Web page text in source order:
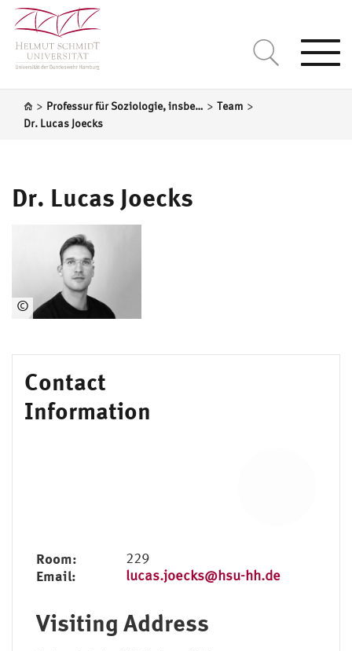
> Professur für Soziologie, insbesondere Transformation von Governance in Bildung und Gesellschaft > Team >
Dr. Lucas Joecks
Dr. Lucas Joecks
©
Lucas
Contact
Information
Room: 229
Email: lucas.joecks@hsu-hh.de
Visiting Address